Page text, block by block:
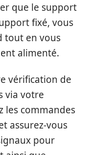
que le support
fixé, vous
tout en vous
alimenté.
vérification de
via votre
les commandes
assurez-vous
pour